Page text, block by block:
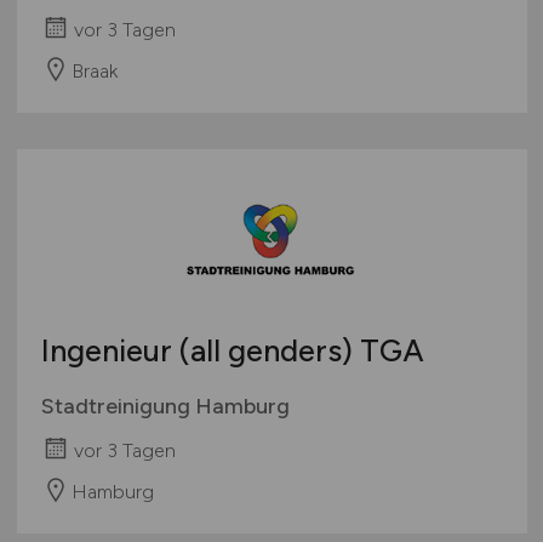
vor 3 Tagen
Braak
Ingenieur (all genders) TGA
Stadtreinigung Hamburg
vor 3 Tagen
Hamburg